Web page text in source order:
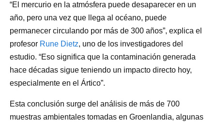
“El mercurio en la atmósfera puede desaparecer en un
año, pero una vez que llega al océano, puede
permanecer circulando por más de 300 años”, explica el
profesor Rune Dietz, uno de los investigadores del
estudio. “Eso significa que la contaminación generada
hace décadas sigue teniendo un impacto directo hoy,
especialmente en el Ártico”.
Esta conclusión surge del análisis de más de 700
muestras ambientales tomadas en Groenlandia, algunas